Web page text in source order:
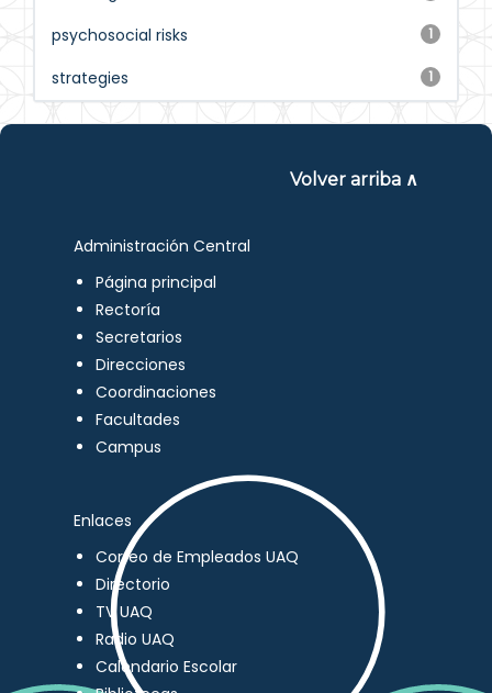
1
psychosocial risks
1
strategies
Volver arriba ∧
Administración Central
Página principal
Rectoría
Secretarios
Direcciones
Coordinaciones
Facultades
Campus
Enlaces
Correo de Empleados UAQ
Directorio
TV UAQ
Radio UAQ
Calendario Escolar